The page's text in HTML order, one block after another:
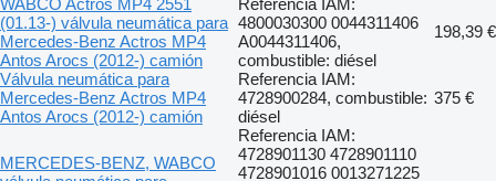
(01.13-) válvula neumática para
Mercedes-Benz Actros MP4
Antos Arocs (2012-) camión
4800030300 0044311406
A0044311406,
combustible: diésel
198,39 €
Válvula neumática para
Mercedes-Benz Actros MP4
Antos Arocs (2012-) camión
Referencia IAM:
4728900284, combustible:
diésel
375 €
MERCEDES-BENZ, WABCO
Referencia IAM:
4728901130 4728901110
4728901016 0013271225